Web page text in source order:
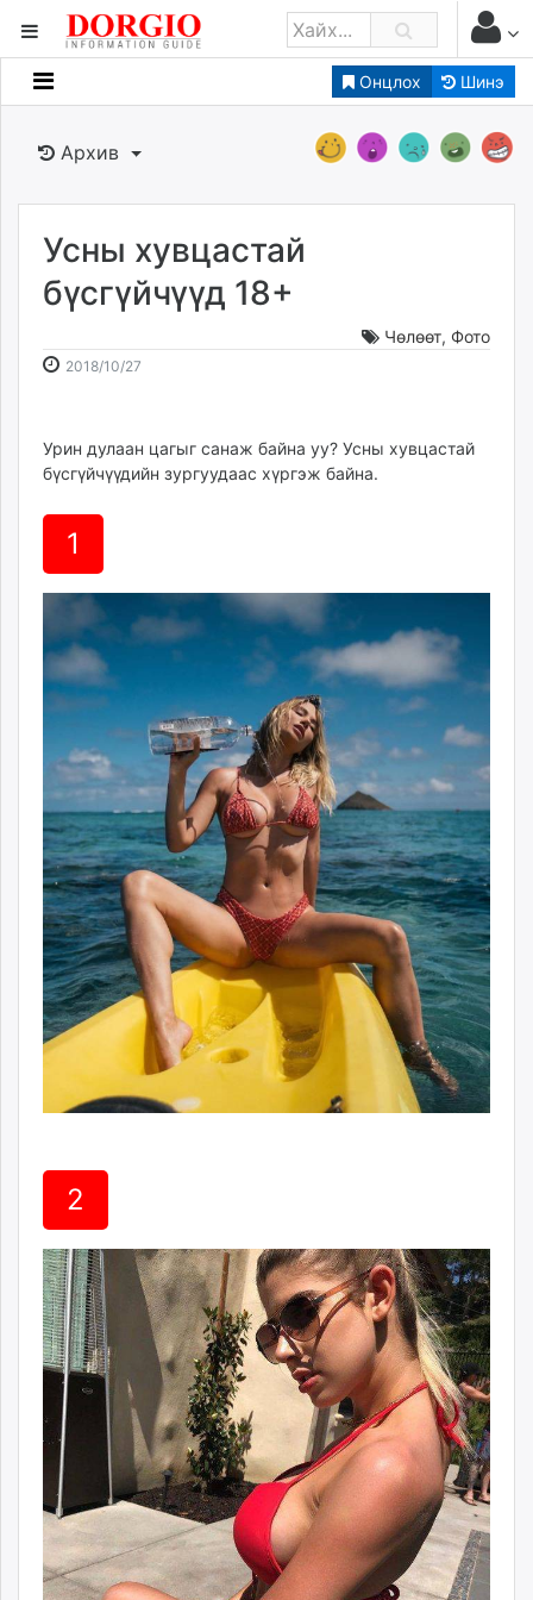
Онцлох Шинэ
Мэдээллийн
Банк санхүү
Бизнес ААН
Төрийн
Gogo.mn
zindaa.mn
tovch.mn
ikon.mn
Livetv.mn
Eguur.mn
24tsag.mn
shuud.mn
ergelt.mn
zarig.mn
today.mn
zuv.mn
mminfo.mn
ugluu.mn
urlag.mn
unen.mn
asu.mn
shudarga.mn
shuurhai.mn
isee.mn
fact.mn
itoim.mn
tumen.mn
shuum.mn
times.mn
tvmongolia.mn
mass.mn
unegui.mn
assa.mn
toim.mn
tac.mn
paparazzi.mn
unread.today
Архив
Усны хувцастай
бүсгүйчүүд 18+
Чөлөөт, Фото
2018/10/27
15:33:46
02:59:47
Урин дулаан цагыг санаж байна уу? Усны хувцастай
бүсгүйчүүдийн зургуудаас хүргэж байна.
1
2